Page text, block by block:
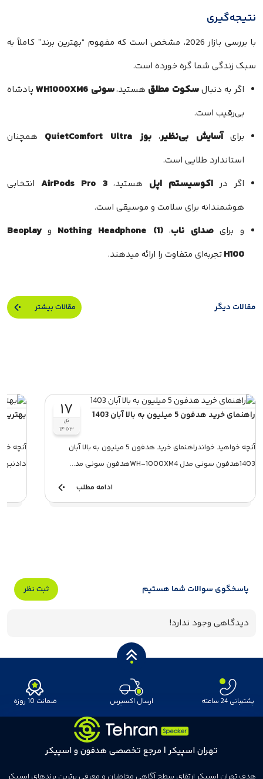
نتیجه‌گیری
با بررسی بازار 2026، مشخص است که مفهوم “بهترین برند” کاملاً به
سبک زندگی شما گره خورده است.
اگر به دنبالسکوت مطلقهستید،سونی WH1000XM6
پادشاه
بی‌رقیب است.
برای آسایش بی‌نظیر، بوز QuietComfort Ultra
همچنان
استاندارد طلایی است.
اگر در اکوسیستم اپلهستید، AirPods Pro 3انتخابی
هوشمندانه برای سلامت و موسیقی است.
و برای صدای ناب، Nothing Headphone (1)و Beoplay
H100تجربه‌ای متفاوت را ارائه میدهند.
مقالات دیگر مقالات بیشتر
۱۷
۱۴۰۳
راهنمای خرید هدفون 5 میلیون به بالا آبان 1403
آنچه خواهید خواندراهنمای خرید هدفون 5 میلیون به بالا آبان
1403هدفون سونی مدل WH-1000XM4هدفون سونی مد...
ادامه مطلب
آنچه
پاسخگوی سوالات شما هستیم ثبت نظر
دیدگاهی وجود ندارد!
پشتیبانی 24 ساعته ارسال اکسپرس ضمانت 10 روزه
تهران اسپیکر | مرجع تخصصی هدفون و اسپیکر
هدف تهران اسپیکر ارتقای سطح آگاهی مخاطبان و معرفی برترین برندهای اسپیکر